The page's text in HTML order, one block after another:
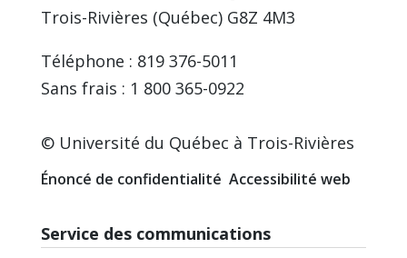
Trois-Rivières (Québec) G8Z 4M3
Téléphone : 819 376-5011
Sans frais : 1 800 365-0922
© Université du Québec à Trois-Rivières
Énoncé de confidentialité Accessibilité web
Service des communications